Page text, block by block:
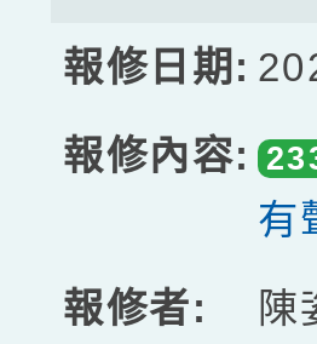
有
陳